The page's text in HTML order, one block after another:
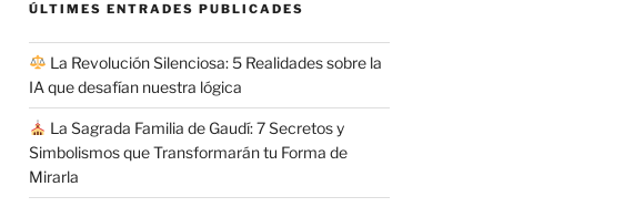
ÚLTIMES ENTRADES PUBLICADES
La Revolución Silenciosa: 5 Realidades sobre la
IA que desafían nuestra lógica
La Sagrada Familia de Gaudí: 7 Secretos y
Simbolismos que Transformarán tu Forma de
Mirarla